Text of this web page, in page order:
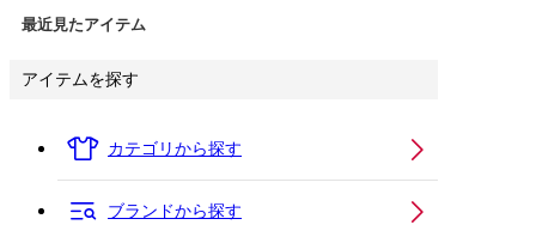
最近見たアイテム
アイテムを探す
カテゴリから探す
ブランドから探す